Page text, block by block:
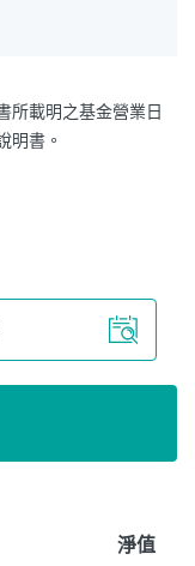
所載明之基金營業日
明書。
淨值